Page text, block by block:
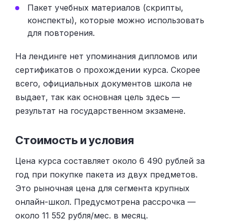
Пакет учебных материалов (скрипты,
конспекты), которые можно использовать
для повторения.
На лендинге нет упоминания дипломов или
сертификатов о прохождении курса. Скорее
всего, официальных документов школа не
выдает, так как основная цель здесь —
результат на государственном экзамене.
Стоимость и условия
Цена курса составляет около 6 490 рублей за
год при покупке пакета из двух предметов.
Это рыночная цена для сегмента крупных
онлайн-школ. Предусмотрена рассрочка —
около 11 552 рубля/мес. в месяц.